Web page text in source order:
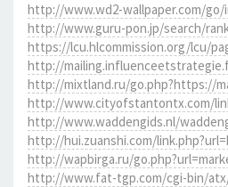
http://www.wd2-wallpaper.com/go/
http://www.guru-pon.jp/search/
https://lcu.hlcommission.org/lcu/
http://
http://mixtland.ru/go.php?https://
http://www.cityofstantontx.com/
http://www.waddengids.nl/
http://hui.zuanshi.com/
http://wapbirga.ru/
http://www.fat-tgp.com/cgi-bin/